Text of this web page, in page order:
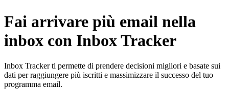
Fai arrivare più email nella
inbox con Inbox Tracker
Inbox Tracker ti permette di prendere decisioni migliori e basate sui
dati per raggiungere più iscritti e massimizzare il successo del tuo
programma email.